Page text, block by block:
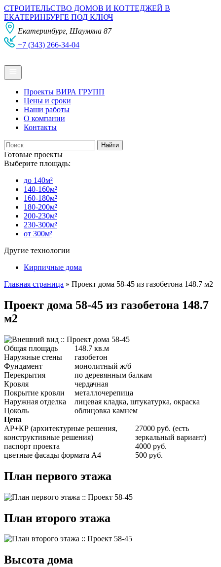
СТРОИТЕЛЬСТВО ДОМОВ И КОТТЕДЖЕЙ В
ЕКАТЕРИНБУРГЕ ПОД КЛЮЧ
Екатеринбург, Шаумяна 87
+7 (343) 266-34-04
Проекты ВИРА ГРУПП
Цены и сроки
Наши работы
О компании
Контакты
Готовые проекты
Выберите площадь:
до 140м²
140-160м²
160-180м²
180-200м²
200-230м²
230-300м²
от 300м²
Другие технологии
Кирпичные дома
Главная страница » Проект дома 58-45 из газобетона 148.7 м2
Проект дома 58-45 из газобетона 148.7
м2
Общая площадь
148.7 кв.м
Наружные стены
газобетон
Фундамент
монолитный ж/б
Перекрытия
по деревянным балкам
Кровля
чердачная
Покрытие кровли
металлочерепица
Наружная отделка
лицевая кладка, штукатурка, окраска
Цоколь
облицовка камнем
Цена
АР+КР (архитектурные решения,
конструктивные решения)
27000 руб. (есть
зеркальный вариант)
паспорт проекта
4000 руб.
цветные фасады формата А4
500 руб.
План первого этажа
План второго этажа
Высота дома